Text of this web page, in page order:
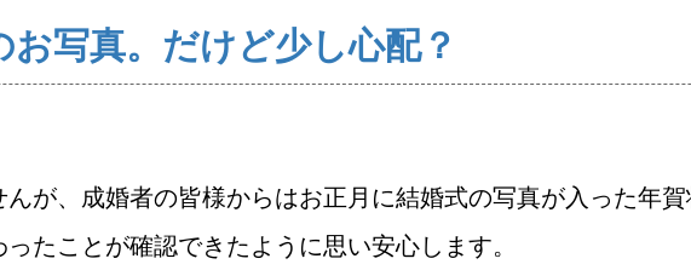
婚活キャンペーン
写真。だけど少し心配？
が、成婚者の皆様からはお正月に結婚式の写真が入った年賀
たことが確認できたように思い安心します。